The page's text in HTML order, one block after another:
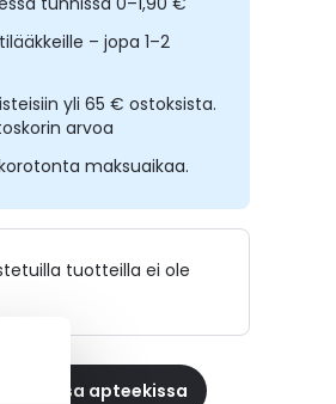
– jopa 1–2
yli 65 € ostoksista.
arvoa
maksuaikaa.
tuotteilla ei ole
maksa apteekissa